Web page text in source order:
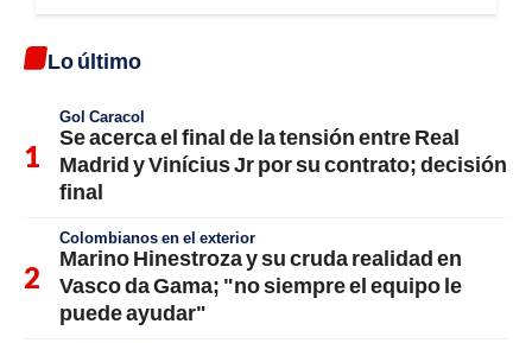
Lo último
Gol Caracol
Se acerca el final de la tensión entre Real
Madrid y Vinícius Jr por su contrato; decisión
final
Colombianos en el exterior
Marino Hinestroza y su cruda realidad en
Vasco da Gama; "no siempre el equipo le
puede ayudar"